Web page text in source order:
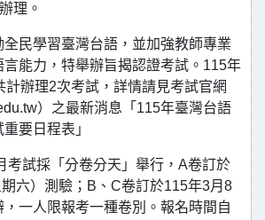
理。
民學習臺灣台語，並加強教師專業
能力，特舉辦旨揭認證考試。115年
計辦理2次考試，詳情請見考試官網
）之最新消息「115年臺灣台語
要日程表」
考試採「分卷分天」舉行，A卷訂於
六）測驗；B、C卷訂於115年3月8
，一人限報考一種卷別。報名時間自